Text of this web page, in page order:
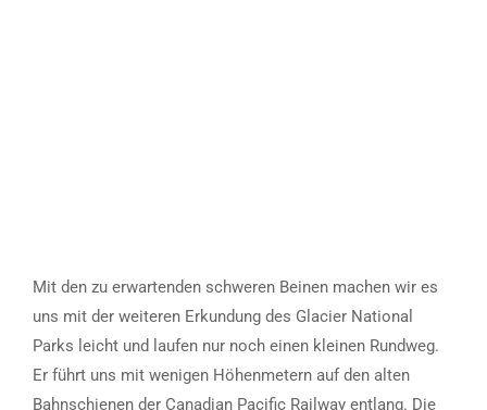
Mit den zu erwartenden schweren Beinen machen wir es
uns mit der weiteren Erkundung des Glacier National
Parks leicht und laufen nur noch einen kleinen Rundweg.
Er führt uns mit wenigen Höhenmetern auf den alten
Bahnschienen der Canadian Pacific Railway entlang. Die